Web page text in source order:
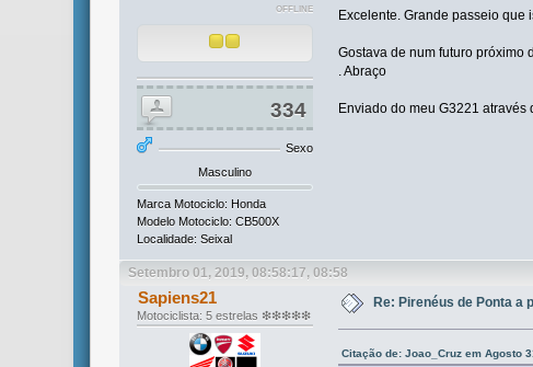
OFFLINE
334
Sexo
Masculino
Marca Motociclo: Honda
Modelo Motociclo: CB500X
Localidade: Seixal
Excelente. Grande passeio que
Gostava de num futuro próximo
. Abraço
Enviado do meu G3221 através
Setembro 01, 2019, 08:58:17, 08:58
Sapiens21
Motociclista: 5 estrelas ❇❇❇❇❇
Re: Pirenéus de Ponta a
Citação de: Joao_Cruz em Agosto